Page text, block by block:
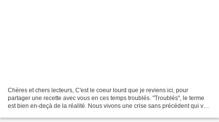
Chères et chers lecteurs, C'est le coeur lourd que je reviens ici, pour
partager une recette avec vous en ces temps troublés. "Troublés", le terme
est bien en-deçà de la réalité. Nous vivons une crise sans précédent qui va